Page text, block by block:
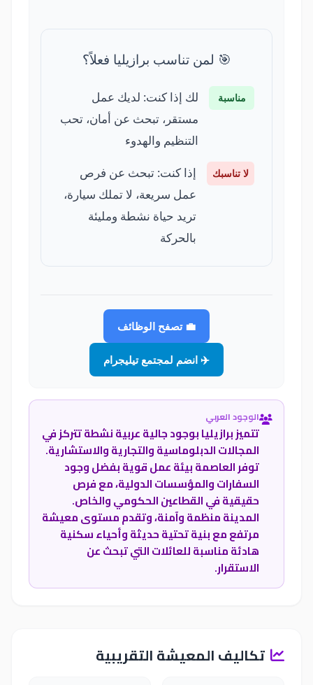
🎯 لمن تناسب برازيليا فعلاً؟
مناسبة
لك إذا كنت: لديك عمل
مستقر، تبحث عن أمان، تحب
التنظيم والهدوء
لا تناسبك
إذا كنت: تبحث عن فرص
عمل سريعة، لا تملك سيارة،
تريد حياة نشطة ومليئة
بالحركة
💼 تصفح الوظائف
✈️ انضم لمجتمع تيليجرام
الوجود العربي
تتميز برازيليا بوجود جالية عربية نشطة تتركز في
المجالات الدبلوماسية والتجارية والاستشارية.
توفر العاصمة بيئة عمل قوية بفضل وجود
السفارات والمؤسسات الدولية، مع فرص
حقيقية في القطاعين الحكومي والخاص.
المدينة منظمة وآمنة، وتقدم مستوى معيشة
مرتفع مع بنية تحتية حديثة وأحياء سكنية
هادئة مناسبة للعائلات التي تبحث عن
الاستقرار.
تكاليف المعيشة التقريبية